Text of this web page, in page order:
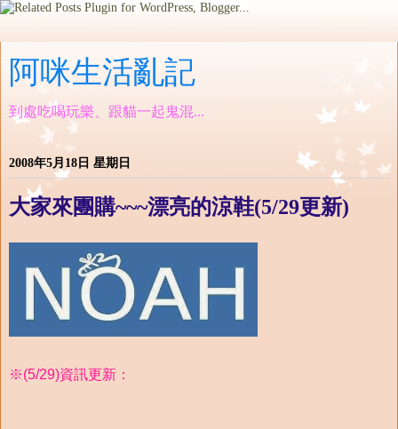
阿咪生活亂記
到處吃喝玩樂、跟貓一起鬼混...
2008年5月18日 星期日
大家來團購~~~漂亮的涼鞋(5/29更新)
※(5/29)資訊更新：